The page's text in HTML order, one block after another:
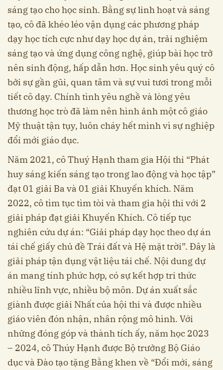
sáng tạo cho học sinh. Bằng sự linh hoạt và sáng
tạo, cô đã khéo léo vận dụng các phương pháp
dạy học tích cực như dạy học dự án, trải nghiệm
sáng tạo và ứng dụng công nghệ, giúp bài học trở
nên sinh động, hấp dẫn hơn. Học sinh yêu quý cô
bởi sự gần gũi, quan tâm và sự vui tươi trong mỗi
tiết cô dạy. Chính tình yêu nghề và lòng yêu
thương học trò đã làm nên hình ảnh một cô giáo
Mỹ thuật tận tụy, luôn cháy hết mình vì sự nghiệp
đổi mới giáo dục.
Năm 2021, cô Thuý Hạnh tham gia Hội thi “Phát
huy sáng kiến sáng tạo trong lao động và học tập”
đạt 01 giải Ba và 01 giải Khuyến khích. Năm
2022, cô tìm tục tìm tòi và tham gia hội thi với 2
giải pháp đạt giải Khuyến Khích. Cô tiếp tục
nghiên cứu dự án: “Giải pháp dạy học theo dự án
tái chế giấy chủ đề Trái đất và Hệ mặt trời”. Đây là
giải pháp tận dụng vật liệu tái chế. Nội dung dự
án mang tính phức hợp, có sự kết hợp tri thức
nhiều lĩnh vực, nhiều bộ môn. Dự án xuất sắc
giành được giải Nhất của hội thi và được nhiều
giáo viên đón nhận, nhân rộng mô hình. Với
những đóng góp và thành tích ấy, năm học 2023
– 2024, cô Thúy Hạnh được Bộ trưởng Bộ Giáo
dục và Đào tạo tặng Bằng khen về “Đổi mới, sáng